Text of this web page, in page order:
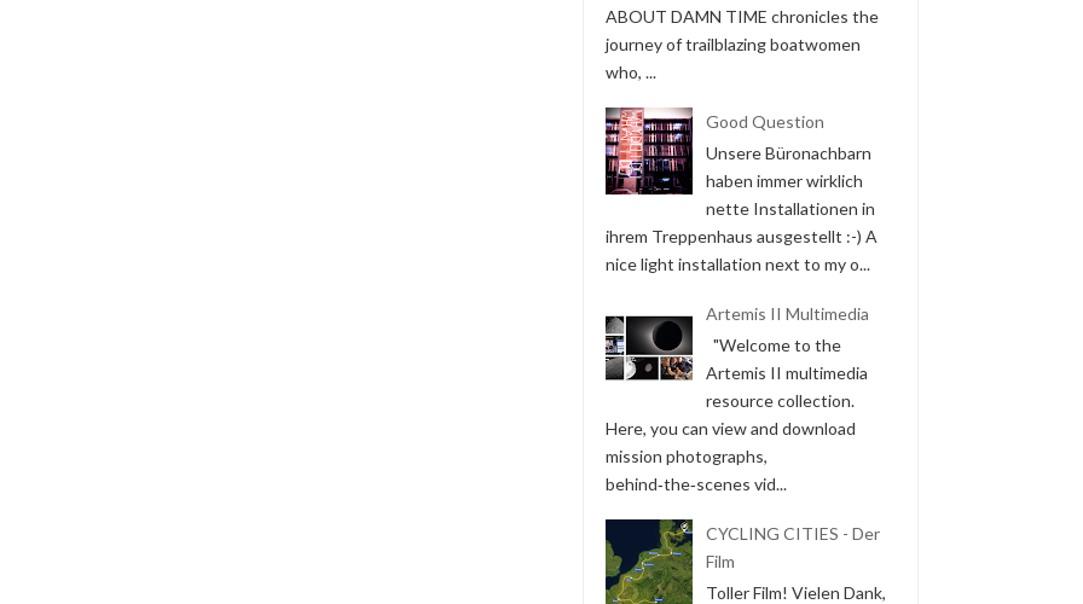
ABOUT DAMN TIME chronicles the
journey of trailblazing boatwomen
who, ...
Good Question
Unsere Büronachbarn
haben immer wirklich
nette Installationen in
ihrem Treppenhaus ausgestellt :-) A
nice light installation next to my o...
Artemis II Multimedia
"Welcome to the
Artemis II multimedia
resource collection.
Here, you can view and download
mission photographs,
behind‑the‑scenes vid...
CYCLING CITIES - Der
Film
Toller Film! Vielen Dank,